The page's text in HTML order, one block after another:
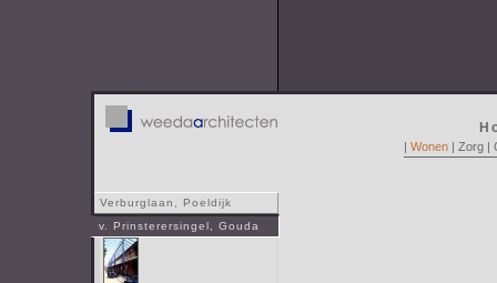
| Wonen | Zorg |
Verburglaan, Poeldijk
v. Prinsterersingel, Gouda